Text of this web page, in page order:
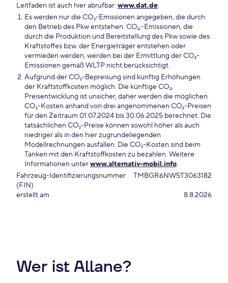
Leitfaden ist auch hier abrufbar: www.dat.de.
Es werden nur die CO₂-Emissionen angegeben, die durch
den Betrieb des Pkw entstehen. CO₂,-Emissionen, die
durch die Produktion und Bereitstellung des Pkw sowie des
Kraftstoffes bzw. der Energieträger entstehen oder
vermieden werden, werden bei der Ermittlung der CO₂-
Emissionen gemäß WLTP nicht berücksichtigt.
Aufgrund der CO₂-Bepreisung sind künftig Erhöhungen
der Kraftstoffkosten möglich. Die künftige CO₂,
Preisentwicklung ist unsicher, daher werden die möglichen
CO₂-Kosten anhand von drei angenommenen CO₂-Preisen
für den Zeitraum 01.07.2024 bis 30.06.2025 berechnet. Die
tatsächlichen CO₂-Preise können sowohl höher als auch
niedriger als in den hier zugrundeliegenden
Modellrechnungen ausfallen. Die CO₂-Kosten sind beim
Tanken mit den Kraftstoffkosten zu bezahlen. Weitere
Informationen unterwww.alternativ-mobil.info.
Fahrzeug-Identifizierungsnummer
(FIN)
TMBGR6NW5T3063182
erstellt am 8.8.2026
Wer ist Allane?